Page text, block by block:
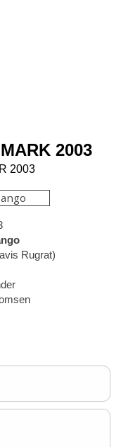
2003
2003
Rugrat)